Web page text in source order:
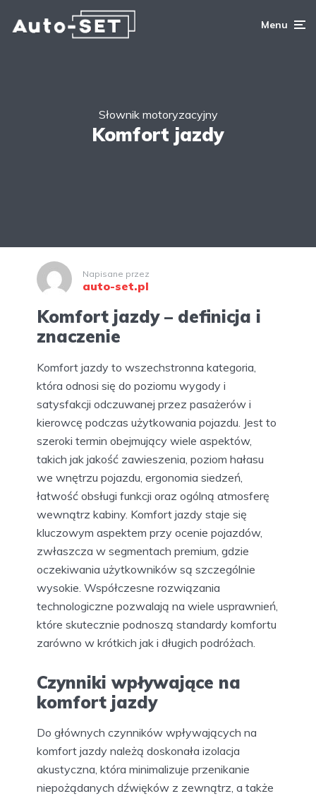
Menu
Słownik motoryzacyjny
Komfort jazdy
Napisane przez
auto-set.pl
Komfort jazdy – definicja i
znaczenie
Komfort jazdy to wszechstronna kategoria,
która odnosi się do poziomu wygody i
satysfakcji odczuwanej przez pasażerów i
kierowcę podczas użytkowania pojazdu. Jest to
szeroki termin obejmujący wiele aspektów,
takich jak jakość zawieszenia, poziom hałasu
we wnętrzu pojazdu, ergonomia siedzeń,
łatwość obsługi funkcji oraz ogólną atmosferę
wewnątrz kabiny. Komfort jazdy staje się
kluczowym aspektem przy ocenie pojazdów,
zwłaszcza w segmentach premium, gdzie
oczekiwania użytkowników są szczególnie
wysokie. Współczesne rozwiązania
technologiczne pozwalają na wiele usprawnień,
które skutecznie podnoszą standardy komfortu
zarówno w krótkich jak i długich podróżach.
Czynniki wpływające na
komfort jazdy
Do głównych czynników wpływających na
komfort jazdy należą doskonała izolacja
akustyczna, która minimalizuje przenikanie
niepożądanych dźwięków z zewnątrz, a także